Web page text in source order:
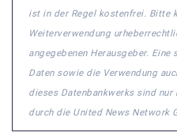
ist in der Regel kostenfrei. Bitte
Weiterverwendung
angegebenen Herausgeber.
Daten sowie die Verwendung
dieses Datenbankwerks sind
durch die United News Network